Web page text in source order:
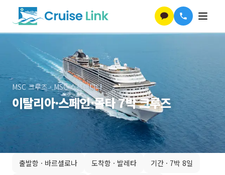
MSC 크루즈·MSC 스플렌디다
이탈리아·스페인·몰타 7박 크루즈
출발항 · 바르셀로나 도착항 · 발레타 기간 · 7박 8일